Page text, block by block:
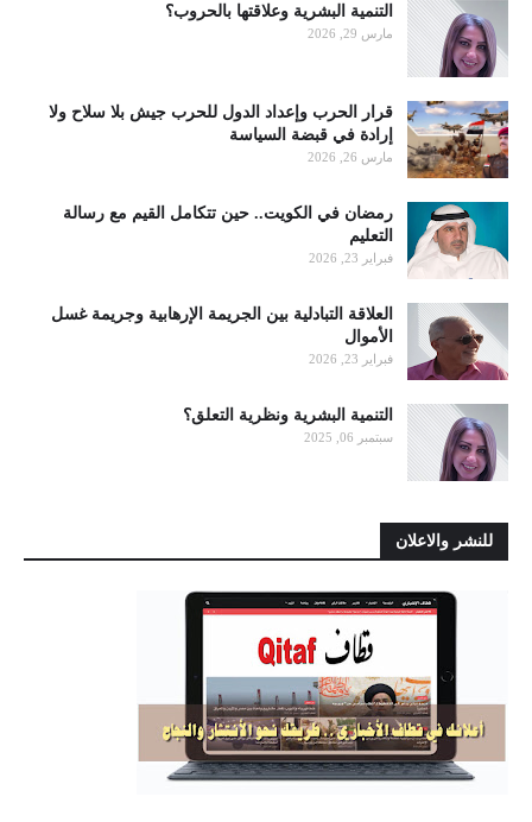
التنمية البشرية وعلاقتها بالحروب؟
مارس 29, 2026
قرار الحرب وإعداد الدول للحرب جيش بلا سلاح ولا
إرادة في قبضة السياسة
مارس 26, 2026
رمضان في الكويت.. حين تتكامل القيم مع رسالة
التعليم
فبراير 23, 2026
العلاقة التبادلية بين الجريمة الإرهابية وجريمة غسل
الأموال
فبراير 23, 2026
التنمية البشرية ونظرية التعلق؟
سبتمبر 06, 2025
للنشر والاعلان